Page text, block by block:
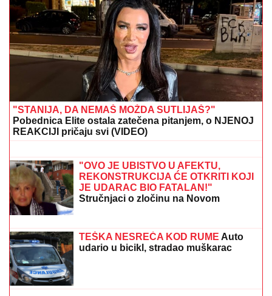
"STANIJA, DA NEMAŠ MOŽDA SUTLIJAŠ?"
Pobednica Elite ostala zatečena pitanjem, o NJENOJ
REAKCIJI pričaju svi (VIDEO)
Glumac nakon razvoda doneo
neobičnu odluku, a sada pokazao
kako napreduju renovacije:
"Nadgledanje"
JE UDARAC BIO FATALAN!"
Stručnjaci o zločinu na Novom
Beogradu: Da li je tragedija mogla biti